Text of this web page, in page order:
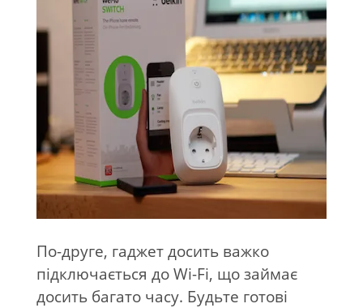
По-друге, гаджет досить важко
підключається до Wi-Fi, що займає
досить багато часу. Будьте готові